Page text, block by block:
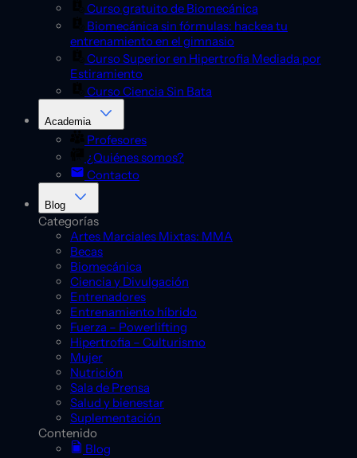
Curso gratuito de Biomecánica
Biomecánica sin fórmulas: hackea tu
entrenamiento en el gimnasio
Curso Superior en Hipertrofia Mediada por
Estiramiento
Curso Ciencia Sin Bata
Academia
Profesores
¿Quiénes somos?
Contacto
Blog
Categorías
Artes Marciales Mixtas: MMA
Becas
Biomecánica
Ciencia y Divulgación
Entrenadores
Entrenamiento híbrido
Fuerza – Powerlifting
Hipertrofia – Culturismo
Mujer
Nutrición
Sala de Prensa
Salud y bienestar
Suplementación
Contenido
Blog